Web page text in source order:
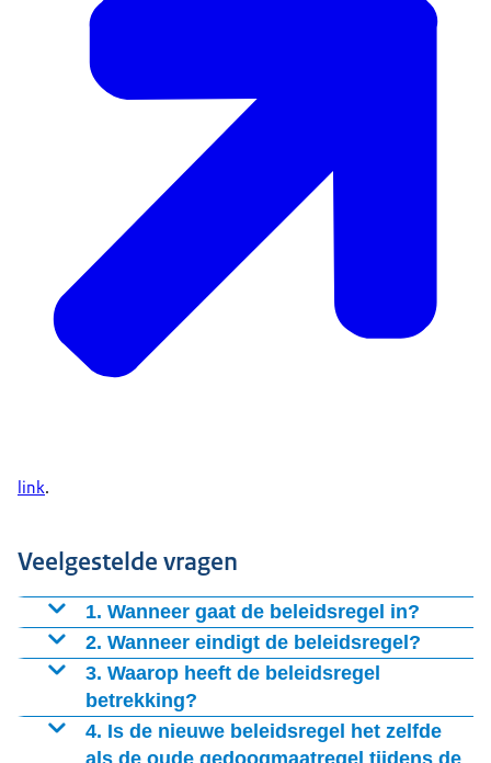
link.
Veelgestelde vragen
1. Wanneer gaat de beleidsregel in?
De beleidsregel is op 11 april 2023 in werking
getreden.
2. Wanneer eindigt de beleidsregel?
De beleidsregel geldt zolang het huidige artikel 67
Geneesmiddelenwet van kracht is. Als artikel 67 wordt
aangepast, dan wordt dat ook hier bekend gemaakt.
3. Waarop heeft de beleidsregel
betrekking?
De beleidsregel heeft betrekking op: het voorschrijven
van een geneesmiddel tijdens of na een consult via
4. Is de nieuwe beleidsregel het zelfde
als de oude gedoogmaatregel tijdens de